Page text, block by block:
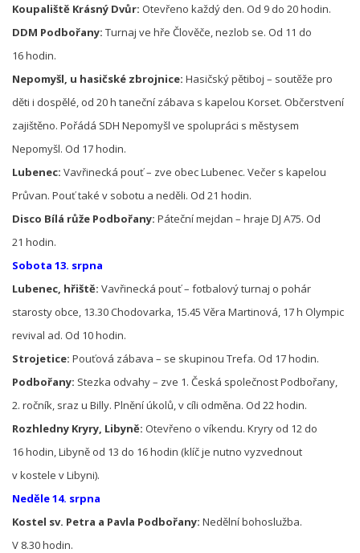
Koupaliště Krásný Dvůr: Otevřeno každý den. Od 9 do 20 hodin.
DDM Podbořany: Turnaj ve hře Člověče, nezlob se. Od 11 do
16 hodin.
Nepomyšl, u hasičské zbrojnice: Hasičský pětiboj – soutěže pro
děti i dospělé, od 20 h taneční zábava s kapelou Korset. Občerstvení
zajištěno. Pořádá SDH Nepomyšl ve spolupráci s městysem
Nepomyšl. Od 17 hodin.
Lubenec: Vavřinecká pouť – zve obec Lubenec. Večer s kapelou
Průvan. Pouť také v sobotu a neděli. Od 21 hodin.
Disco Bílá růže Podbořany: Páteční mejdan – hraje DJ A75. Od
21 hodin.
Sobota 13. srpna
Lubenec, hřiště: Vavřinecká pouť – fotbalový turnaj o pohár
starosty obce, 13.30 Chodovarka, 15.45 Věra Martinová, 17 h Olympic
revival ad. Od 10 hodin.
Strojetice: Pouťová zábava – se skupinou Trefa. Od 17 hodin.
Podbořany: Stezka odvahy – zve 1. Česká společnost Podbořany,
2. ročník, sraz u Billy. Plnění úkolů, v cíli odměna. Od 22 hodin.
Rozhledny Kryry, Libyně: Otevřeno o víkendu. Kryry od 12 do
16 hodin, Libyně od 13 do 16 hodin (klíč je nutno vyzvednout
v kostele v Libyni).
Neděle 14. srpna
Kostel sv. Petra a Pavla Podbořany: Nedělní bohoslužba.
V 8.30 hodin.